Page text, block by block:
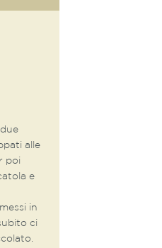
alle
poi
e
in
ci